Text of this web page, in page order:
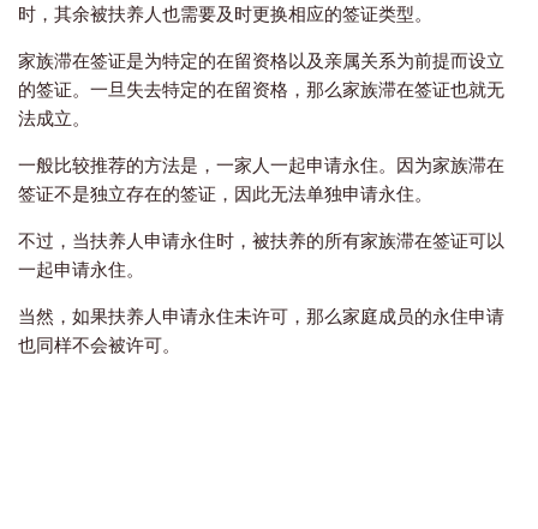
时，其余被扶养人也需要及时更换相应的签证类型。
家族滞在签证是为特定的在留资格以及亲属关系为前提而设立
的签证。一旦失去特定的在留资格，那么家族滞在签证也就无
法成立。
一般比较推荐的方法是，一家人一起申请永住。因为家族滞在
签证不是独立存在的签证，因此无法单独申请永住。
不过，当扶养人申请永住时，被扶养的所有家族滞在签证可以
一起申请永住。
当然，如果扶养人申请永住未许可，那么家庭成员的永住申请
也同样不会被许可。